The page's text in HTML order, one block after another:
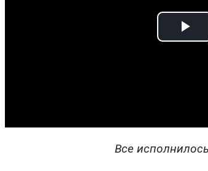
Все